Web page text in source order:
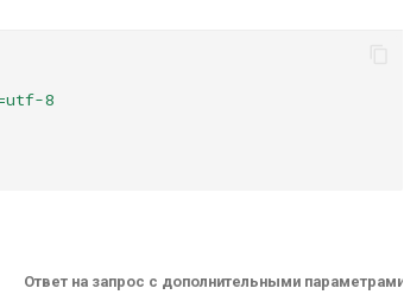
8
Ответ на запрос с дополнительными параметрами